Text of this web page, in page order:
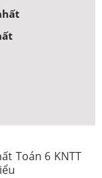
Toán 6 KNTT